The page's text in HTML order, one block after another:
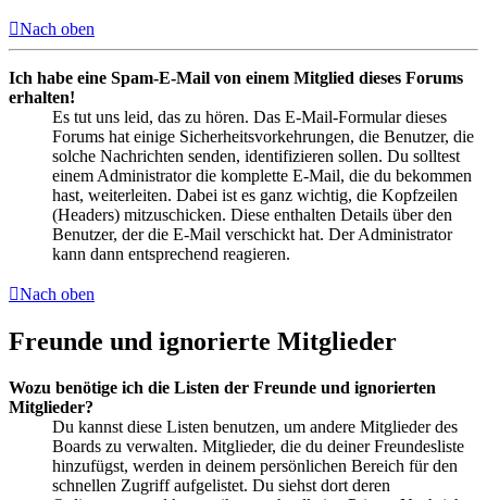
Nach oben
Ich habe eine Spam-E-Mail von einem Mitglied dieses Forums
erhalten!
Es tut uns leid, das zu hören. Das E-Mail-Formular dieses
Forums hat einige Sicherheitsvorkehrungen, die Benutzer, die
solche Nachrichten senden, identifizieren sollen. Du solltest
einem Administrator die komplette E-Mail, die du bekommen
hast, weiterleiten. Dabei ist es ganz wichtig, die Kopfzeilen
(Headers) mitzuschicken. Diese enthalten Details über den
Benutzer, der die E-Mail verschickt hat. Der Administrator
kann dann entsprechend reagieren.
Nach oben
Freunde und ignorierte Mitglieder
Wozu benötige ich die Listen der Freunde und ignorierten
Mitglieder?
Du kannst diese Listen benutzen, um andere Mitglieder des
Boards zu verwalten. Mitglieder, die du deiner Freundesliste
hinzufügst, werden in deinem persönlichen Bereich für den
schnellen Zugriff aufgelistet. Du siehst dort deren